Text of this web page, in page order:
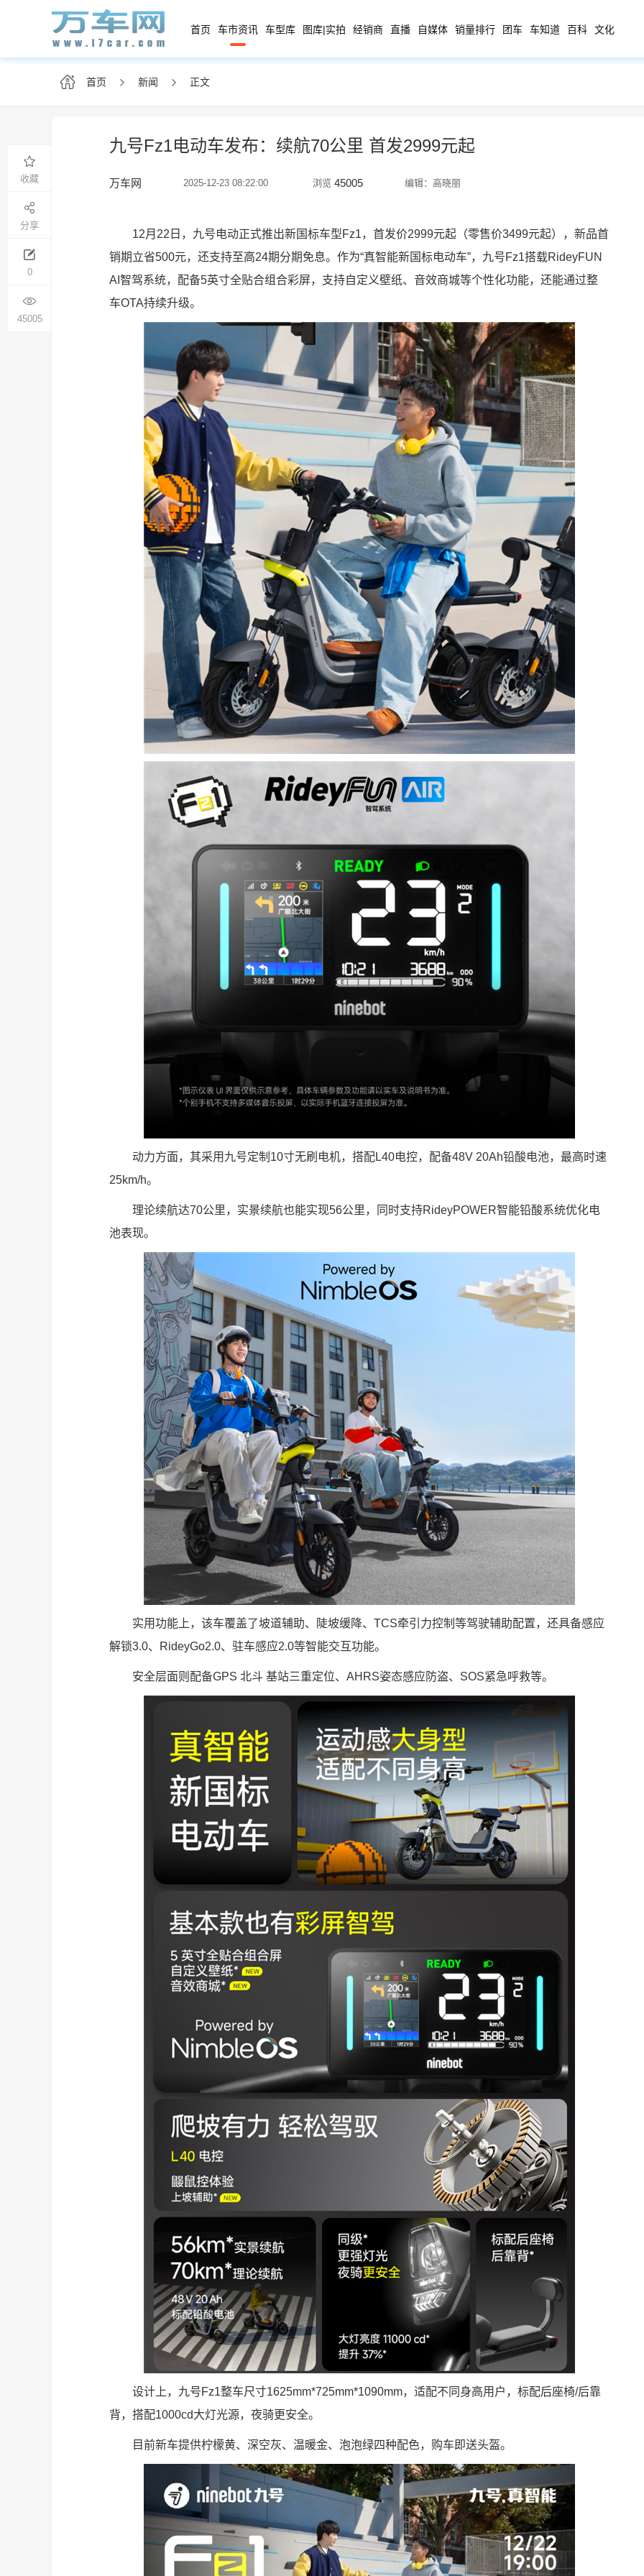
首页 车市资讯 车型库 图库|实拍 经销商 直播 自媒体 销量排行 团车 车知道 百科 文化
首页 新闻 正文
九号Fz1电动车发布：续航70公里 首发2999元起
万车网 2025-12-23 08:22:00 浏览 45005 编辑：高晓丽
收藏
分享
0
45005
12月22日，九号电动正式推出新国标车型Fz1，首发价2999元起（零售价3499元起），新品首
销期立省500元，还支持至高24期分期免息。 作为“真智能新国标电动车”，九号Fz1搭载RideyFUN
AI智驾系统，配备5英寸全贴合组合彩屏，支持自定义壁纸、音效商城等个性化功能，还能通过整
车OTA持续升级。
动力方面，其采用九号定制10寸无刷电机，搭配L40电控，配备48V 20Ah铅酸电池，最高时速
25km/h。
理论续航达70公里，实景续航也能实现56公里，同时支持RideyPOWER智能铅酸系统优化电
池表现。
实用功能上，该车覆盖了坡道辅助、陡坡缓降、TCS牵引力控制等驾驶辅助配置，还具备感应
解锁3.0、RideyGo2.0、驻车感应2.0等智能交互功能。
安全层面则配备GPS 北斗 基站三重定位、AHRS姿态感应防盗、SOS紧急呼救等。
设计上，九号Fz1整车尺寸1625mm*725mm*1090mm，适配不同身高用户，标配后座椅/后靠
背，搭配1000cd大灯光源，夜骑更安全。
目前新车提供柠檬黄、深空灰、温暖金、泡泡绿四种配色，购车即送头盔。